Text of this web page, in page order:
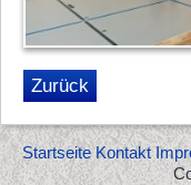
Zurück
Startseite Kontakt